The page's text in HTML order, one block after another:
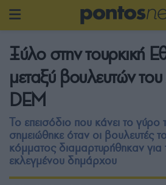
Ξύλο στην τουρκική
μεταξύ βουλευτών
DEM
Το επεισόδιο που κάνει το
σημειώθηκε όταν οι βουλευτές
κόμματος διαμαρτυρήθηκαν για
εκλεγμένου δημάρχου